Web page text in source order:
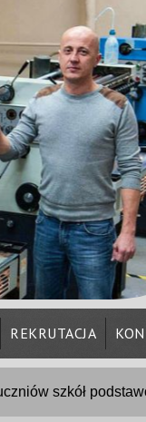
REKRUTACJA
szkół